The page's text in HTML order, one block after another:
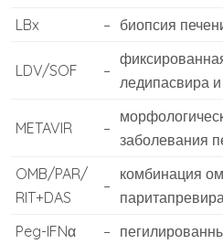
LBx
– биопсия
LDV/SOF –
ледипасвира
METAVIR –
заболевания
OMB/PAR/
RIT+DAS
–
комбинация
Peg-IFNα
–